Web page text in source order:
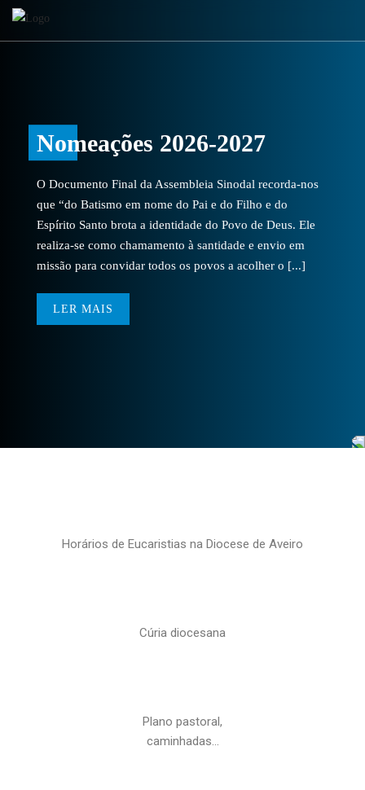
Nomeações 2026-2027
O Documento Final da Assembleia Sinodal recorda-nos
que “do Batismo em nome do Pai e do Filho e do
Espírito Santo brota a identidade do Povo de Deus. Ele
realiza-se como chamamento à santidade e envio em
missão para convidar todos os povos a acolher o [...]
LER MAIS
Horários de Eucaristias na Diocese de Aveiro
Cúria diocesana
Plano pastoral,
caminhadas…